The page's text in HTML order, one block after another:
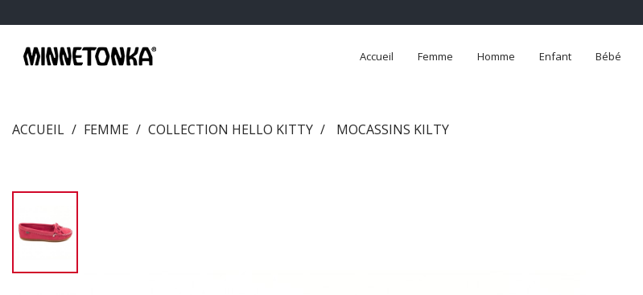
Accueil Femme Homme Enfant Bébé
ACCUEIL FEMME COLLECTION HELLO KITTY MOCASSINS KILTY